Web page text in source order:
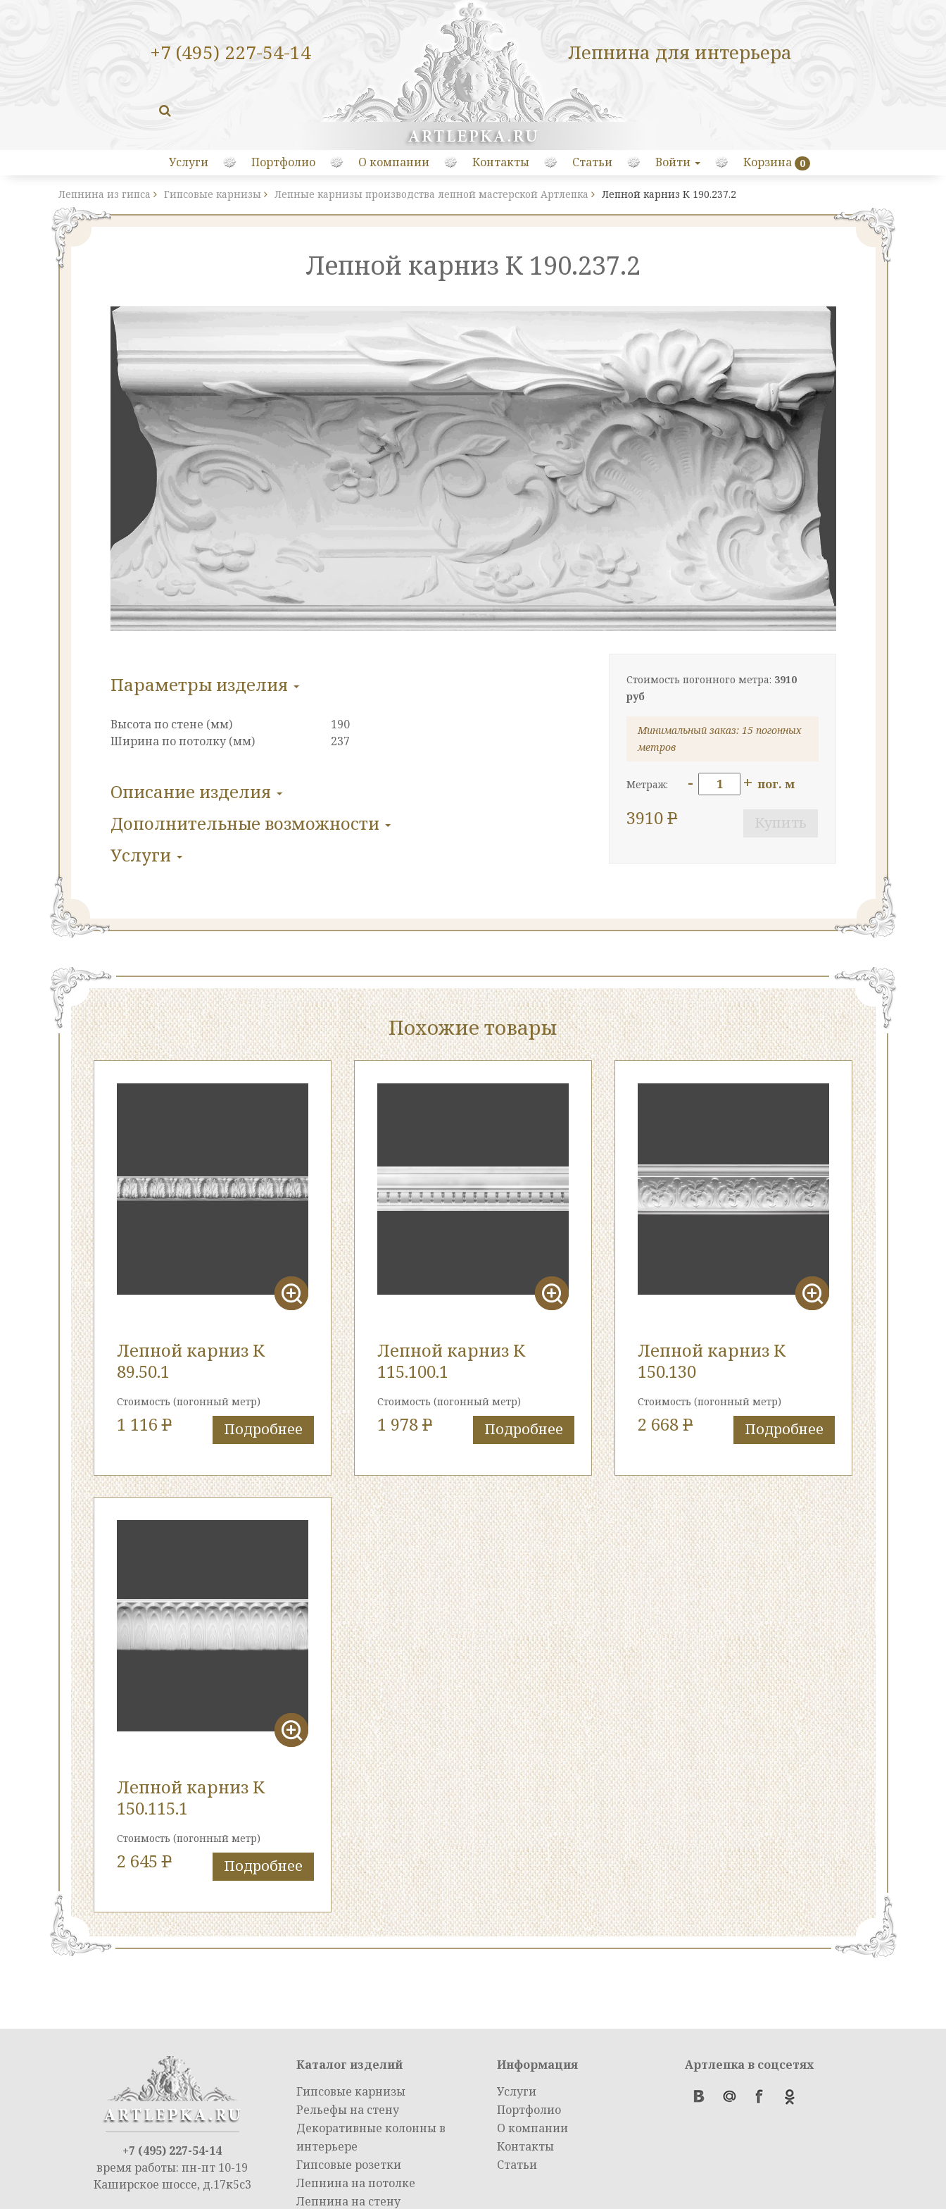
+7 (495) 227-54-14 Лепнина для интерьера
Услуги Портфолио О компании Контакты Статьи Войти Корзина 0
Лепнина из гипса Гипсовые карнизы Лепные карнизы производства лепной мастерской Артлепка Лепной карниз К 190.237.2
Лепной карниз К 190.237.2
Параметры изделия
Высота по стене (мм)
190
Ширина по потолку (мм)
237
Описание изделия
Дополнительные возможности
Услуги
Стоимость погонного метра: 3910
руб
Минимальный заказ: 15 погонных
метров
Метраж: - + пог. м
3910P Купить
Похожие товары
Лепной карниз К
89.50.1
Стоимость (погонный метр)
1 116P Подробнее
Лепной карниз К
115.100.1
Стоимость (погонный метр)
1 978P Подробнее
Лепной карниз К
150.130
Стоимость(погонный метр)
2 668P Подробнее
Лепной карниз К
150.115.1
Стоимость (погонный метр)
2 645P Подробнее
+7 (495) 227-54-14
время работы: пн-пт 10-19
Каширское шоссе, д.17к5с3
Каталог изделий
Гипсовые карнизы
Рельефы на стену
Декоративные колонны в
интерьере
Гипсовые розетки
Лепнина на потолке
Лепнина на стену
Информация
Услуги
Портфолио
О компании
Контакты
Статьи
Артлепка в соцсетях